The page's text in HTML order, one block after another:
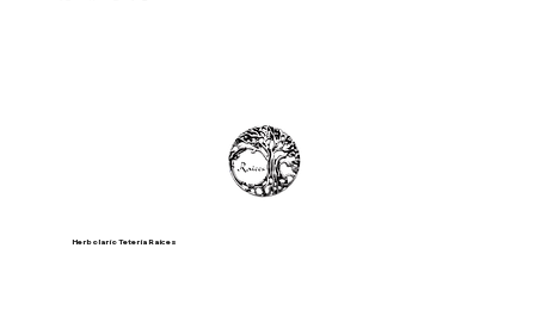
Herbolario Tetería Raíces